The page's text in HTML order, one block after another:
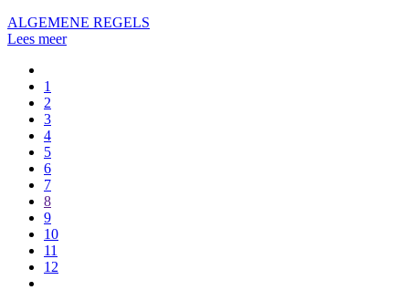
ALGEMENE REGELS
Lees meer
1
2
3
4
5
6
7
8
9
10
11
12